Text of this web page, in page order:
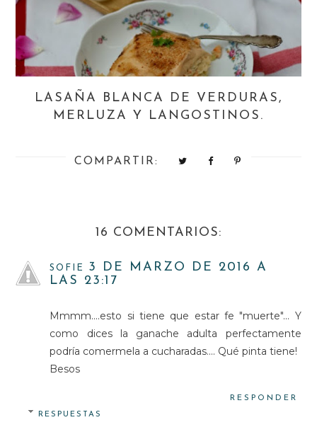
LASAÑA BLANCA DE VERDURAS,
MERLUZA Y LANGOSTINOS.
COMPARTIR:
16 COMENTARIOS:
SOFIE
3 DE MARZO DE 2016 A
LAS 23:17
Mmmm....esto si tiene que estar fe "muerte"... Y
como dices la ganache adulta perfectamente
podría comermela a cucharadas.... Qué pinta tiene!
Besos
RESPONDER
RESPUESTAS